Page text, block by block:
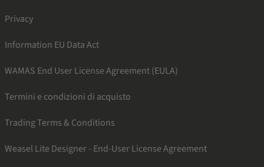
Privacy
Information EU Data Act
WAMAS End User License Agreement (EULA)
Termini e condizioni di acquisto
Trading Terms & Conditions
Weasel Lite Designer - End-User License Agreement